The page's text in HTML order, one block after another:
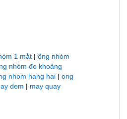
1 mắt | ống nhòm
nhòm đo khoảng
nhom hang hai | ong
dem | may quay